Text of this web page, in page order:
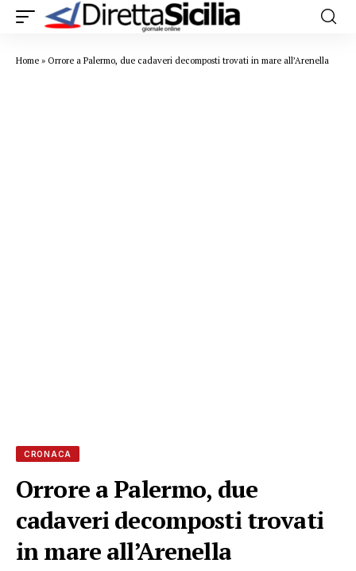
Home » Orrore a Palermo, due cadaveri decomposti trovati in mare all’Arenella
CRONACA
Orrore a Palermo, due
cadaveri decomposti trovati
in mare all’Arenella